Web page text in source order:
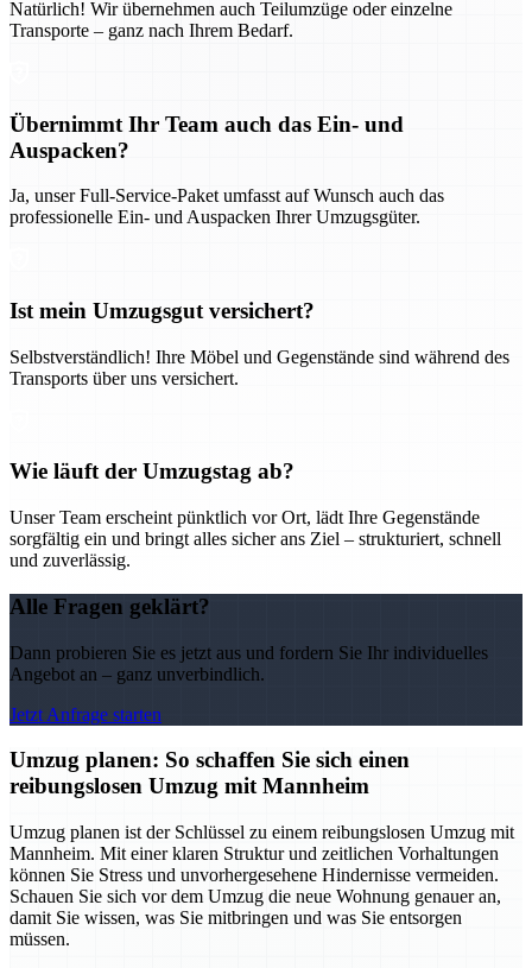
Natürlich! Wir übernehmen auch Teilumzüge oder einzelne
Transporte – ganz nach Ihrem Bedarf.
Übernimmt Ihr Team auch das Ein- und
Auspacken?
Ja, unser Full-Service-Paket umfasst auf Wunsch auch das
professionelle Ein- und Auspacken Ihrer Umzugsgüter.
Ist mein Umzugsgut versichert?
Selbstverständlich! Ihre Möbel und Gegenstände sind während des
Transports über uns versichert.
Wie läuft der Umzugstag ab?
Unser Team erscheint pünktlich vor Ort, lädt Ihre Gegenstände
sorgfältig ein und bringt alles sicher ans Ziel – strukturiert, schnell
und zuverlässig.
Alle Fragen geklärt?
Dann probieren Sie es jetzt aus und fordern Sie Ihr individuelles
Angebot an – ganz unverbindlich.
Jetzt Anfrage starten
Umzug planen: So schaffen Sie sich einen
reibungslosen Umzug mit Mannheim
Umzug planen ist der Schlüssel zu einem reibungslosen Umzug mit
Mannheim. Mit einer klaren Struktur und zeitlichen Vorhaltungen
können Sie Stress und unvorhergesehene Hindernisse vermeiden.
Schauen Sie sich vor dem Umzug die neue Wohnung genauer an,
damit Sie wissen, was Sie mitbringen und was Sie entsorgen
müssen.